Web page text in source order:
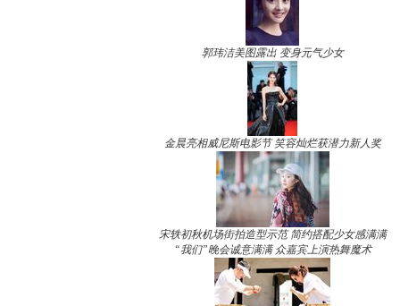
郭玮洁美图露出 变身元气少女
金晨亮相威尼斯电影节 笑容灿烂获潜力新人奖
宋轶初秋机场街拍造型示范 简约搭配少女感满满
“我们”晚会诚意满满 众嘉宾上演热舞魔术